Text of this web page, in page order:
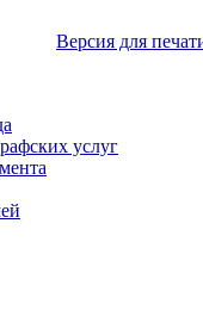
Версия для
услуг